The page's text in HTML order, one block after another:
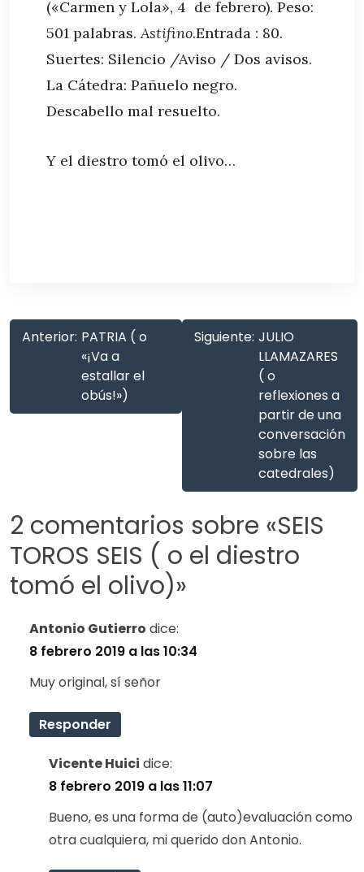
(«Carmen y Lola», 4 de febrero). Peso:
501 palabras.Astifino.Entrada : 80.
Suertes: Silencio /Aviso / Dos avisos.
La Cátedra: Pañuelo negro.
Descabello mal resuelto.
Y el diestro tomó el olivo…
Anterior: PATRIA ( o
«¡Va a
estallar el
obús!»)
Siguiente: JULIO
LLAMAZARES
( o
reflexiones a
partir de una
conversación
sobre las
catedrales)
2 comentarios sobre «SEIS
TOROS SEIS ( o el diestro
tomó el olivo)»
Antonio Gutierro dice:
8 febrero 2019 a las 10:34
Muy original, sí señor
Responder
Vicente Huici dice:
8 febrero 2019 a las 11:07
Bueno, es una forma de (auto)evaluación como
otra cualquiera, mi querido don Antonio.